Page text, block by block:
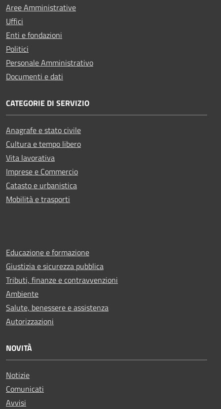
Aree Amministrative
Uffici
Enti e fondazioni
Politici
Personale Amministrativo
Documenti e dati
CATEGORIE DI SERVIZIO
Anagrafe e stato civile
Cultura e tempo libero
Vita lavorativa
Imprese e Commercio
Catasto e urbanistica
Mobilità e trasporti
Educazione e formazione
Giustizia e sicurezza pubblica
Tributi, finanze e contravvenzioni
Ambiente
Salute, benessere e assistenza
Autorizzazioni
NOVITÀ
Notizie
Comunicati
Avvisi